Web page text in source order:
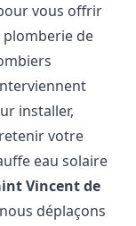
vous offrir
plomberie de
installer,
votre
eau solaire
Vincent de
déplaçons